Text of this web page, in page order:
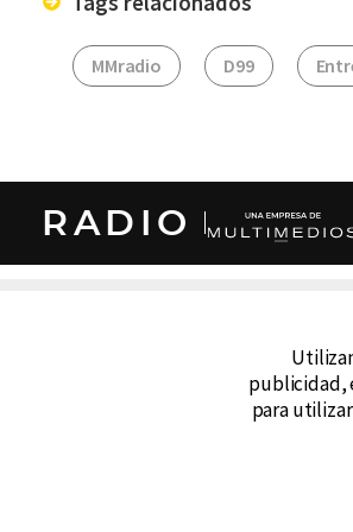
MMradio D99
RADIO
cualquier medio electrónico o magnético.
publicidad,
para